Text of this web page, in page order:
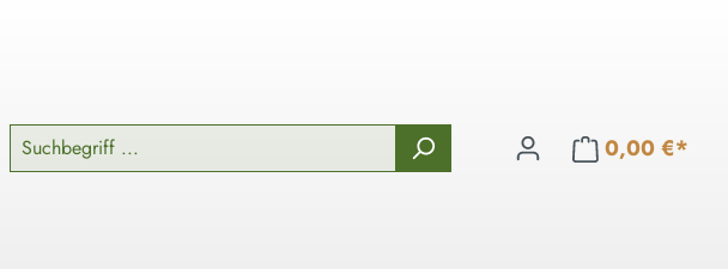
0,00 €*